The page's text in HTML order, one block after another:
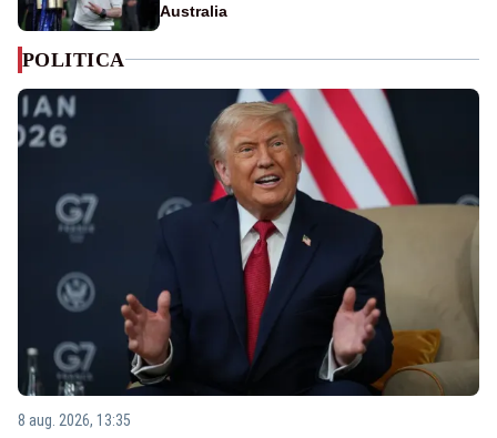
Australia
POLITICA
8 aug. 2026, 13:35